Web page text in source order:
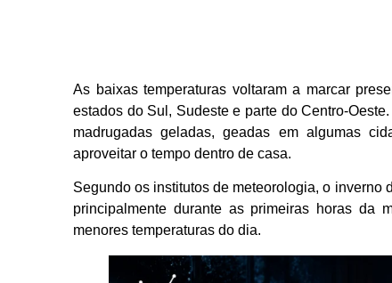
As baixas temperaturas voltaram a marcar
estados do Sul, Sudeste e parte do Centro-
madrugadas geladas, geadas em algumas
aproveitar o tempo dentro de casa.
Segundo os institutos de meteorologia, o inverno
principalmente durante as primeiras horas da
menores temperaturas do dia.